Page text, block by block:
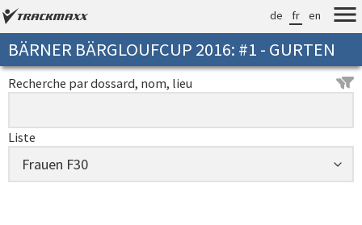
de fr en
BÄRNER BÄRGLOUFCUP 2016: #1 - GURTEN
Recherche par dossard, nom, lieu
Liste